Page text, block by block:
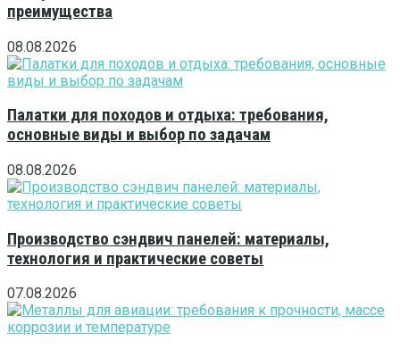
преимущества
08.08.2026
Палатки для походов и отдыха: требования,
основные виды и выбор по задачам
08.08.2026
Производство сэндвич панелей: материалы,
технология и практические советы
07.08.2026